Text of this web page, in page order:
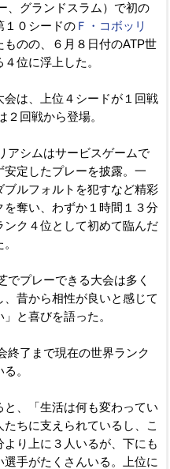
、グランドスラム）で初の
１０シードの Ｆ・コボッリ
ものの、６月８日付のATP世
位に浮上した。
は、上位４シードが１回戦
回戦から登場。
アシムはサービスゲームで
安定したプレーを披露。一
ルフォルトを犯すなど精彩
奪い、わずか１時間１３分
ク４位として初めて臨んだ
でプレーできる大会は多く
昔から相性が良いと感じて
と喜びを語った。
終了まで現在の世界ランク
。
、「生活は何も変わってい
ちに支えられているし、こ
り上に３人いるが、下にも
手がたくさんいる。上位に